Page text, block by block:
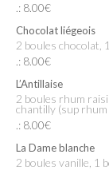
.: 8.00€
Chocolat liégeois
2 boules
.: 8.00€
L’Antillaise
2 boules rhum raisin, 1 boule café, coulis caramel beurre salé ,
chantilly (sup rhum
.: 8.00€
La Dame blanche
2 boules vanille,